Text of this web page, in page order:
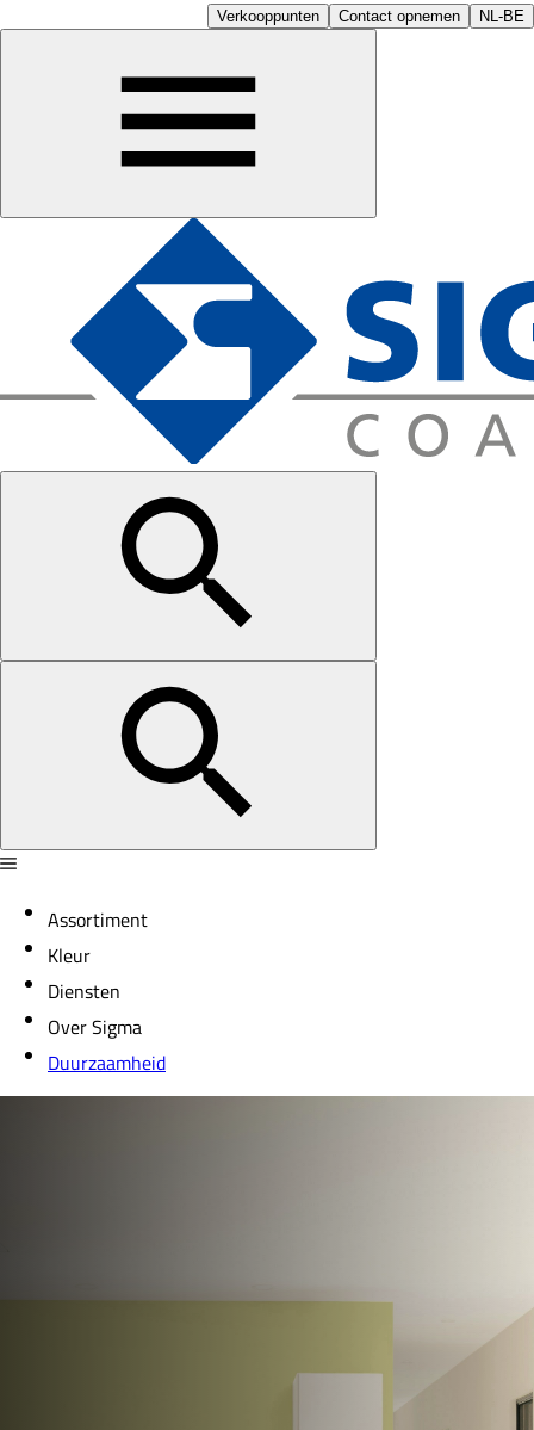
Verkooppunten Contact opnemen NL-BE
Assortiment
Kleur
Diensten
Over Sigma
Duurzaamheid